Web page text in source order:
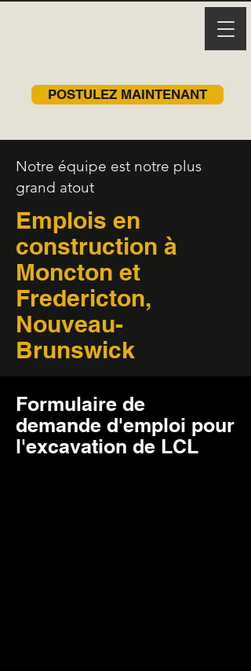
POSTULEZ MAINTENANT
Notre équipe est notre plus
grand atout
Emplois en
construction à
Moncton et
Fredericton,
Nouveau-
Brunswick
Formulaire de
demande d'emploi pour
l'excavation de LCL